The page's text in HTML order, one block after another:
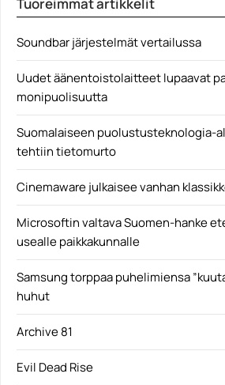
ensimmäisen kerran...
Tuoreimmat artikkelit
Soundbar järjestelmät vertailussa
Uudet äänentoistolaitteet lupaavat
monipuolisuutta
Suomalaiseen puolustusteknologia-
tehtiin tietomurto
Cinemaware julkaisee vanhan
Microsoftin valtava Suomen-hanke
usealle paikkakunnalle
Samsung torppaa puhelimiensa
huhut
Archive 81
Evil Dead Rise